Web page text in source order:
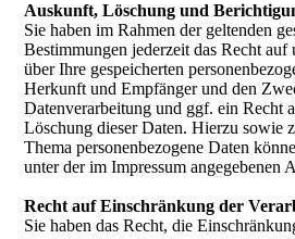
Auskunft, Löschung und
Sie haben im Rahmen der geltenden
Bestimmungen jederzeit das Recht
über Ihre gespeicherten
Herkunft und Empfänger und den
Datenverarbeitung und ggf. ein Recht
Löschung dieser Daten. Hierzu sowie
Thema personenbezogene Daten
unter der im Impressum angegebenen
Recht auf Einschränkung der
Sie haben das Recht, die